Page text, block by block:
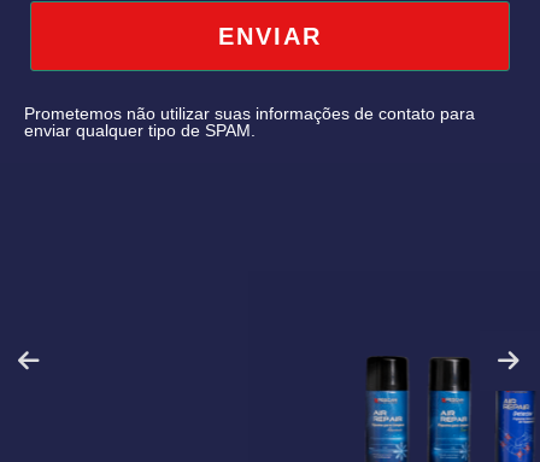
ENVIAR
Prometemos não utilizar suas informações de contato para
enviar qualquer tipo de SPAM.